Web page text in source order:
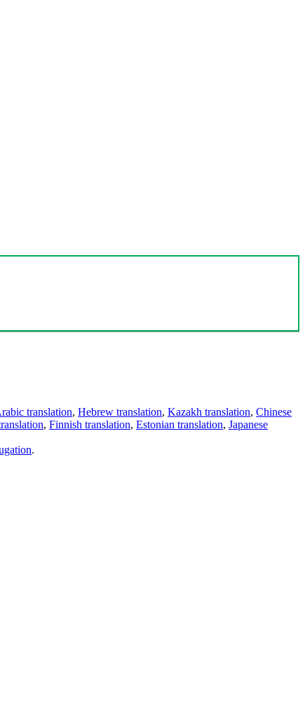
translation, Hebrew translation, Kazakh translation, Chinese
, Finnish translation, Estonian translation, Japanese
.